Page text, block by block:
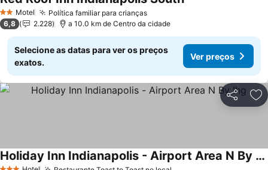
2 Estrelas
Motel Política familiar para crianças
6,8 2.228 a 10.0 km de Centro da cidade
Selecione as datas para ver os preços
exatos.
Ver preços
Partilhar
Holiday Inn Indianapolis - Airport Area N By Ihg